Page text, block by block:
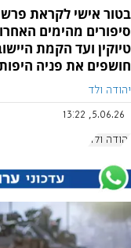
בטור אישי לקראת
סיפורים מהימים
טיוקין ועד הקמת
חושפים את פניה
יהודה ולד
5.06.26, 13:22
יהודה ולד